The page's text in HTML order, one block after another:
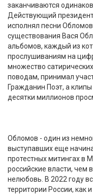
заканчиваются
Действующий
исполнял песни
существования Вася
альбомов, каждый из
прослушиваниям на
множество
поводам, принимал
Гражданин Поэт, а
десятки миллионов
Обломов - один из
выступавших еще
протестных митингах в
российские власти, чем
нелюбовь. В 2022 году
территории России, как